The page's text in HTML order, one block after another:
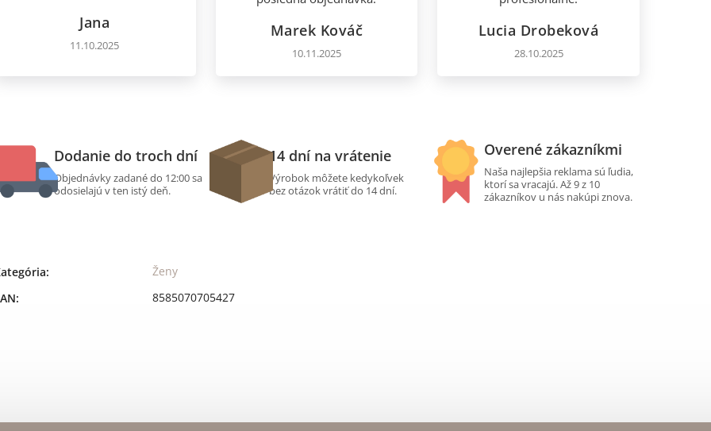
Jana
11.10.2025
Marek Kováč
10.11.2025
Lucia Drobeková
28.10.2025
Dodanie do troch dní
Objednávky zadané do 12:00 sa
odosielajú v ten istý deň.
14 dní na vrátenie
Výrobok môžete kedykoľvek
bez otázok vrátiť do 14 dní.
Overené zákazníkmi
Naša najlepšia reklama sú ľudia,
ktorí sa vracajú. Až 9 z 10
zákazníkov u nás nakúpi znova.
:
Ženy
: 8585070705427